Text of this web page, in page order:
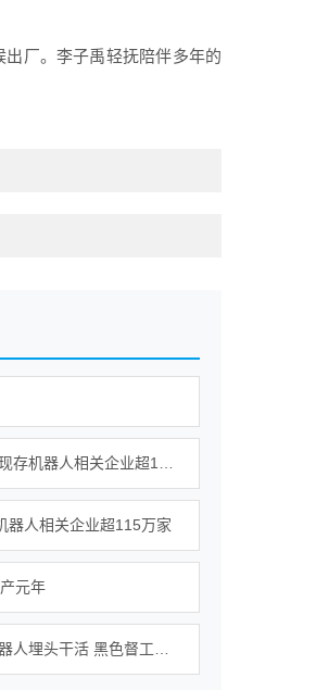
厂。李子禹轻抚陪伴多年的
器人相关企业超115万家
元年